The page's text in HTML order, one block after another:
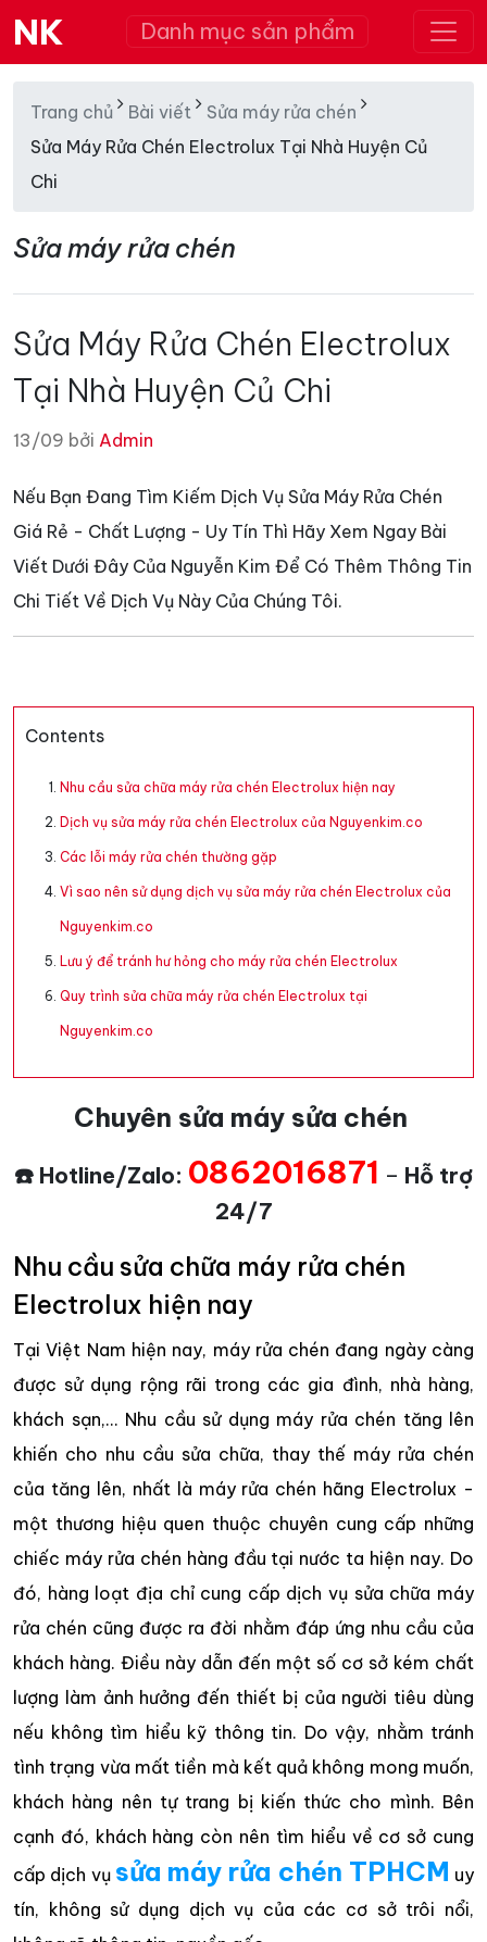
NK Danh mục sản phẩm
Trang chủ Bài viết
Sửa máy rửa chén
Sửa Máy Rửa Chén Electrolux Tại Nhà Huyện Củ
Chi
Sửa máy rửa chén
Sửa Máy Rửa Chén Electrolux
Tại Nhà Huyện Củ Chi
13/09 bởi Admin
Nếu Bạn Đang Tìm Kiếm Dịch Vụ Sửa Máy Rửa Chén
Giá Rẻ - Chất Lượng - Uy Tín Thì Hãy Xem Ngay Bài
Viết Dưới Đây Của Nguyễn Kim Để Có Thêm Thông Tin
Chi Tiết Về Dịch Vụ Này Của Chúng Tôi.
Contents
Nhu cầu sửa chữa máy rửa chén Electrolux hiện nay
Dịch vụ sửa máy rửa chén Electrolux của Nguyenkim.co
Các lỗi máy rửa chén thường gặp
Vì sao nên sử dụng dịch vụ sửa máy rửa chén Electrolux của
Nguyenkim.co
Lưu ý để tránh hư hỏng cho máy rửa chén Electrolux
Quy trình sửa chữa máy rửa chén Electrolux tại
Nguyenkim.co
Chuyên sửa máy sửa chén
☎️ Hotline/Zalo: 0862016871 – Hỗ trợ
24/7
Nhu cầu sửa chữa máy rửa chén
Electrolux hiện nay
Tại Việt Nam hiện nay, máy rửa chén đang ngày càng
được sử dụng rộng rãi trong các gia đình, nhà hàng,
khách sạn,... Nhu cầu sử dụng máy rửa chén tăng lên
khiến cho nhu cầu sửa chữa, thay thế máy rửa chén
của tăng lên, nhất là máy rửa chén hãng Electrolux -
một thương hiệu quen thuộc chuyên cung cấp những
chiếc máy rửa chén hàng đầu tại nước ta hiện nay. Do
đó, hàng loạt địa chỉ cung cấp dịch vụ sửa chữa máy
rửa chén cũng được ra đời nhằm đáp ứng nhu cầu của
khách hàng. Điều này dẫn đến một số cơ sở kém chất
lượng làm ảnh hưởng đến thiết bị của người tiêu dùng
nếu không tìm hiểu kỹ thông tin. Do vậy, nhằm tránh
tình trạng vừa mất tiền mà kết quả không mong muốn,
khách hàng nên tự trang bị kiến thức cho mình. Bên
cạnh đó, khách hàng còn nên tìm hiểu về cơ sở cung
cấp dịch vụ sửa máy rửa chén TPHCM uy
tín, không sử dụng dịch vụ của các cơ sở trôi nổi,